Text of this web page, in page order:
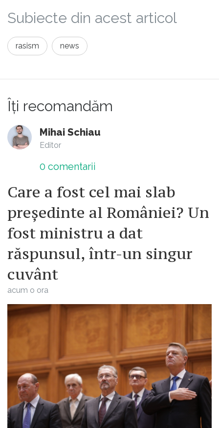
cand a vrut sa reformeze clasa politica
state".
Subiecte din acest articol
rasism news
Îți recomandăm
Mihai Schiau
Editor
0 comentarii
Care a fost cel mai slab
președinte al României? Un
fost ministru a dat
răspunsul, într-un singur
cuvânt
acum o ora